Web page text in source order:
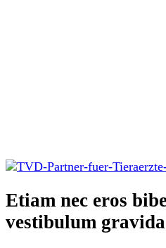
Etiam nec eros
vestibulum gravida